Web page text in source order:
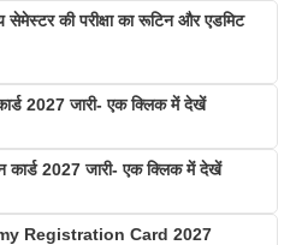
की परीक्षा का रूटिन और एडमिट
2027 जारी- एक क्लिक में देखें
कार्ड 2027 जारी- एक क्लिक में देखें
Registration Card 2027